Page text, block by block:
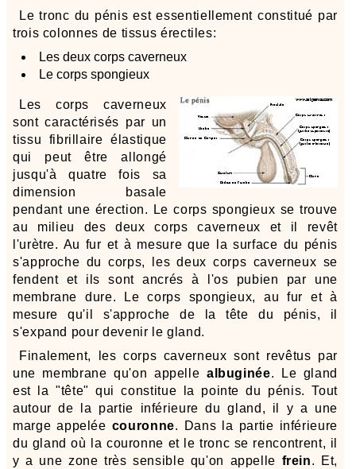
Le tronc du pénis est essentiellement constitué par
trois colonnes de tissus érectiles:
Les deux corps caverneux
Le corps spongieux
Les corps caverneux
sont caractérisés par un
tissu fibrillaire élastique
qui peut être allongé
jusqu'à quatre fois sa
dimension basale
pendant une érection. Le corps spongieux se trouve
au milieu des deux corps caverneux et il revêt
l'urètre. Au fur et à mesure que la surface du pénis
s'approche du corps, les deux corps caverneux se
fendent et ils sont ancrés à l'os pubien par une
membrane dure. Le corps spongieux, au fur et à
mesure qu'il s'approche de la tête du pénis, il
s'expand pour devenir le gland.
Finalement, les corps caverneux sont revêtus par
une membrane qu'on appelle albuginée. Le gland
est la "tête" qui constitue la pointe du pénis. Tout
autour de la partie inférieure du gland, il y a une
marge appelée couronne. Dans la partie inférieure
du gland où la couronne et le tronc se rencontrent, il
y a une zone très sensible qu'on appelle frein. Et,